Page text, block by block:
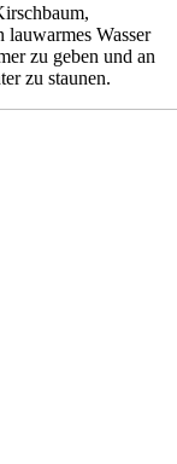
Wasser
zu geben und an
zu staunen.